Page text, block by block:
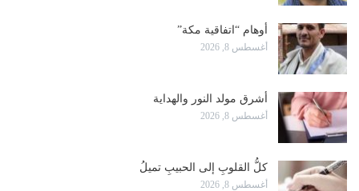
أوهام “اتفاقية مكة”
أغسطس 8, 2026
أشرق مولد النور والهداية
أغسطس 8, 2026
كلُّ القلوبِ إلى الحبيبِ تميلُ
أغسطس 8, 2026